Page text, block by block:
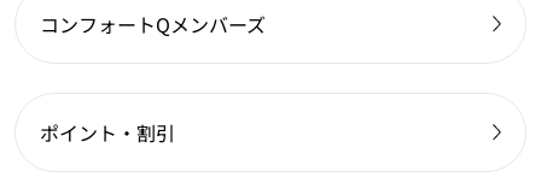
コンフォートQメンバーズ
ポイント・割引